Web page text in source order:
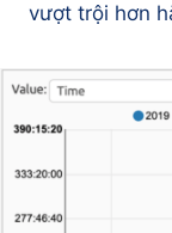
vượt trội hơn